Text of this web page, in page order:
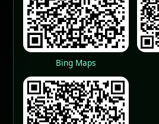
Bing Maps